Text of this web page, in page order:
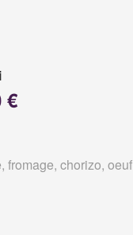
€
fromage, chorizo, oeuf